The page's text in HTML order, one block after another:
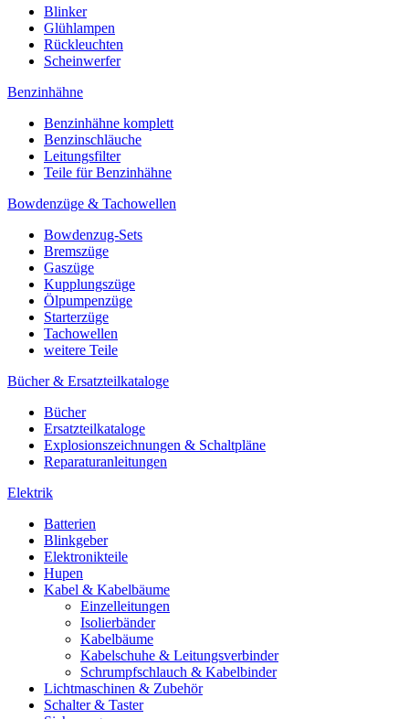
Blinker
Glühlampen
Rückleuchten
Scheinwerfer
Benzinhähne
Benzinhähne komplett
Benzinschläuche
Leitungsfilter
Teile für Benzinhähne
Bowdenzüge & Tachowellen
Bowdenzug-Sets
Bremszüge
Gaszüge
Kupplungszüge
Ölpumpenzüge
Starterzüge
Tachowellen
weitere Teile
Bücher & Ersatzteilkataloge
Bücher
Ersatzteilkataloge
Explosionszeichnungen & Schaltpläne
Reparaturanleitungen
Elektrik
Batterien
Blinkgeber
Elektronikteile
Hupen
Kabel & Kabelbäume
Einzelleitungen
Isolierbänder
Kabelbäume
Kabelschuhe & Leitungsverbinder
Schrumpfschlauch & Kabelbinder
Lichtmaschinen & Zubehör
Schalter & Taster